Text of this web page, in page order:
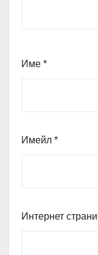
Име *
Имейл *
Интернет